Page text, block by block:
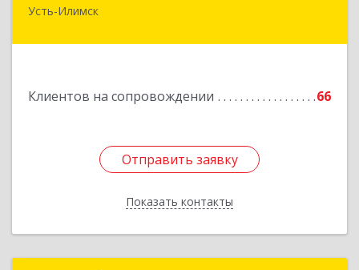
Усть-Илимск
Клиентов на сопровождении 66
Отправить заявку
Показать контакты
666679, Иркутская обл, Усть-Илимск г, Дружбы
Отправить заявку
Назад